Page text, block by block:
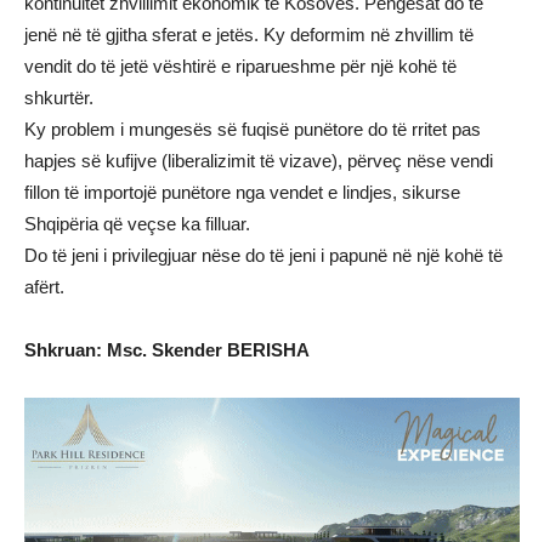
jenë në të gjitha sferat e jetës. Ky deformim në zhvillim të
vendit do të jetë vështirë e riparueshme për një kohë të
shkurtër.
Ky problem i mungesës së fuqisë punëtore do të rritet pas
hapjes së kufijve (liberalizimit të vizave), përveç nëse vendi
fillon të importojë punëtore nga vendet e lindjes, sikurse
Shqipëria që veçse ka filluar.
Do të jeni i privilegjuar nëse do të jeni i papunë në një kohë të
afërt.
Shkruan: Msc. Skender BERISHA